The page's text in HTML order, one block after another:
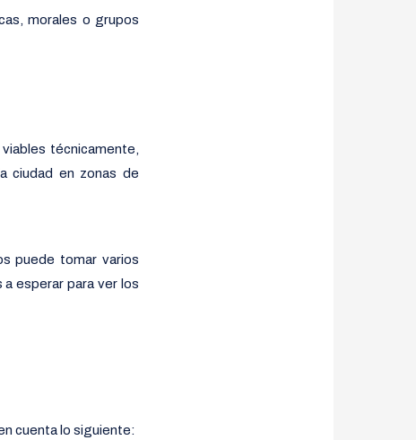
morales o grupos
técnicamente,
ciudad en zonas de
puede tomar varios
esperar para ver los
cuenta lo siguiente: